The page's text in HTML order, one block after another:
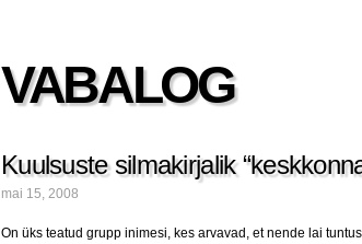
VABALOG
Kuulsuste silmakirjalik
mai 15, 2008
On üks teatud grupp inimesi, kes arvavad, et nende lai